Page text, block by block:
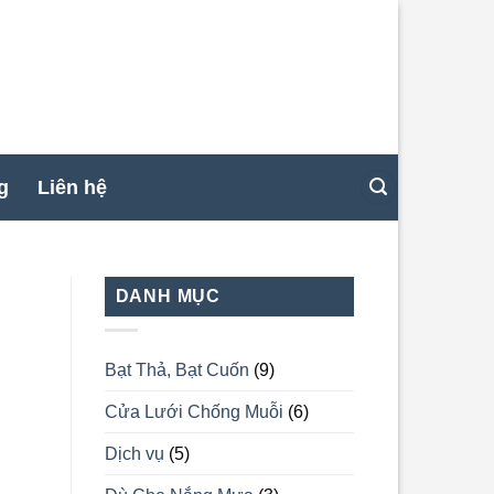
Liên hệ
DANH MỤC
Bạt Thả, Bạt Cuốn (9)
Cửa Lưới Chống Muỗi (6)
Dịch vụ (5)